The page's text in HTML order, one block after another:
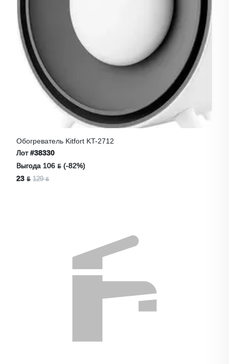
Обогреватель Kitfort KT-2712
Лот#38330
Выгода 106 ƃ (-82%)
23 ƃ 129 ƃ